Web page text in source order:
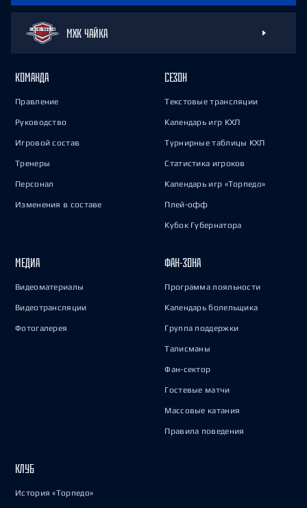
МХК ЧАЙКА
КОМАНДА
Правление
Руководство
Игровой состав
Тренеры
Персонал
Изменения в составе
СЕЗОН
Текстовые трансляции
Календарь игр КХЛ
Турнирные таблицы КХЛ
Статистика игроков
Календарь игр «Торпедо»
Плей-офф
Кубок Губернатора
МЕДИА
Видеоматериалы
Видеотрансляции
Фотогалерея
ФАН-ЗОНА
Программа лояльности
Календарь болельщика
Группа поддержки
Талисманы
Фан-сектор
Гостевые матчи
Массовые катания
Правила поведения
КЛУБ
История «Торпедо»